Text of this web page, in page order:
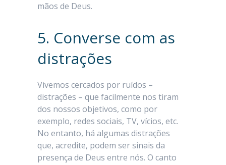
mãos de Deus.
5. Converse com as
distrações
Vivemos cercados por ruídos –
distrações – que facilmente nos tiram
dos nossos objetivos, como por
exemplo, redes sociais, TV, vícios, etc.
No entanto, há algumas distrações
que, acredite, podem ser sinais da
presença de Deus entre nós. O canto